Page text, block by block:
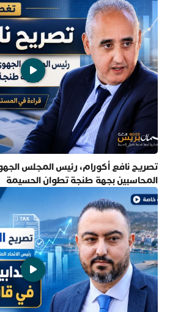
تصريح نافع أكورام، رئيس المجلس
المحاسبين بجهة طنجة تطوان الحسيمة